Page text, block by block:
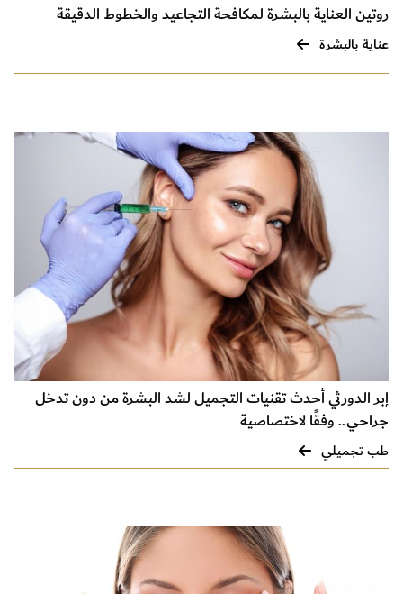
روتين العناية بالبشرة لمكافحة التجاعيد والخطوط الدقيقة
عناية بالبشرة
إبر الدورثي أحدث تقنيات التجميل لشد البشرة من دون تدخل
جراحي.. وفقًا لاختصاصية
طب تجميلي